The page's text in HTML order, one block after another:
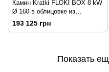
Камин Kratki FLOKI BOX 8 kW
Ø 160 в облицовке из
керамогранита OXIDE MORO
193 125 грн
Показать